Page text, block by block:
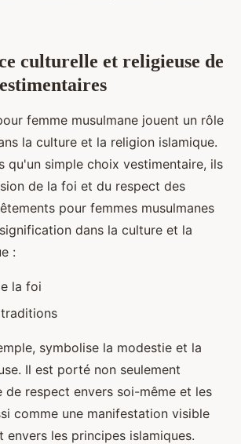
culturelle et religieuse de
femme musulmane jouent un rôle
la culture et la religion islamique.
qu'un simple choix vestimentaire, ils
de la foi et du respect des
pour femmes musulmanes
dans la culture et la
:
la foi
symbolise la modestie et la
Il est porté non seulement
de respect envers soi-même et les
comme une manifestation visible
envers les principes islamiques.